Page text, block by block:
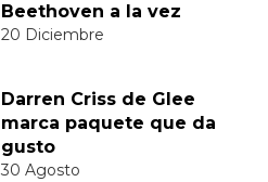
Beethoven a la vez
20 Diciembre
Darren Criss de Glee
marca paquete que da
gusto
30 Agosto